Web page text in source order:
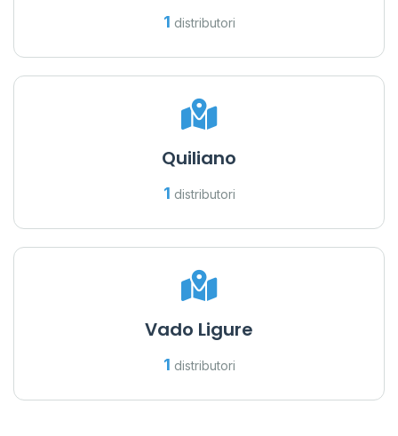
1 distributori
Quiliano
1 distributori
Vado Ligure
1 distributori